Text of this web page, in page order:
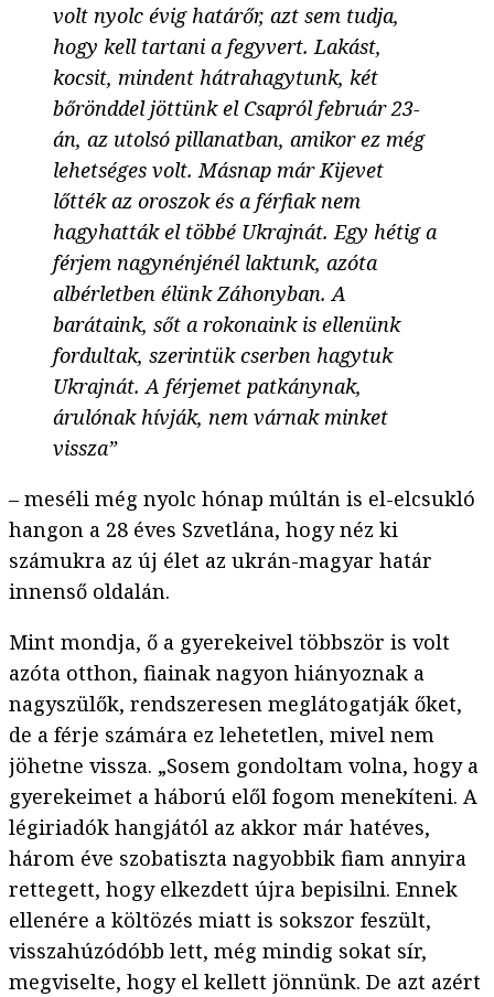
volt nyolc évig határőr, azt sem tudja,
hogy kell tartani a fegyvert. Lakást,
kocsit, mindent hátrahagytunk, két
bőrönddel jöttünk el Csapról február 23-
án, az utolsó pillanatban, amikor ez még
lehetséges volt. Másnap már Kijevet
lőtték az oroszok és a férfiak nem
hagyhatták el többé Ukrajnát. Egy hétig a
férjem nagynénjénél laktunk, azóta
albérletben élünk Záhonyban. A
barátaink, sőt a rokonaink is ellenünk
fordultak, szerintük cserben hagytuk
Ukrajnát. A férjemet patkánynak,
árulónak hívják, nem várnak minket
vissza”
– meséli még nyolc hónap múltán is el-elcsukló
hangon a 28 éves Szvetlána, hogy néz ki
számukra az új élet az ukrán-magyar határ
innenső oldalán.
Mint mondja, ő a gyerekeivel többször is volt
azóta otthon, fiainak nagyon hiányoznak a
nagyszülők, rendszeresen meglátogatják őket,
de a férje számára ez lehetetlen, mivel nem
jöhetne vissza. „Sosem gondoltam volna, hogy a
gyerekeimet a háború elől fogom menekíteni. A
légiriadók hangjától az akkor már hatéves,
három éve szobatiszta nagyobbik fiam annyira
rettegett, hogy elkezdett újra bepisilni. Ennek
ellenére a költözés miatt is sokszor feszült,
visszahúzódóbb lett, még mindig sokat sír,
megviselte, hogy el kellett jönnünk. De azt azért